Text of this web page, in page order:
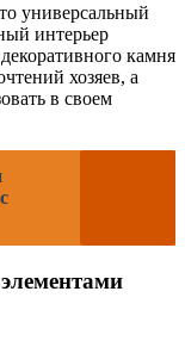
универсальный
интерьер
камня
хозяев, а
в своем